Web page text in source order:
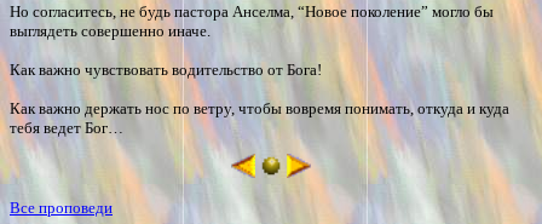
Но согласитесь, не будь пастора Анселма, “Новое поколение” могло бы
выглядеть совершенно иначе.
Как важно чувствовать водительство от Бога!
Как важно держать нос по ветру, чтобы вовремя понимать, откуда и куда
тебя ведет Бог…
Все проповеди